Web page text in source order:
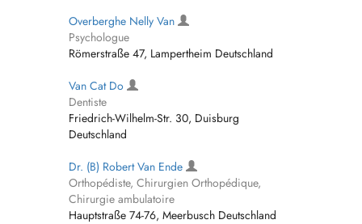
Overberghe Nelly Van
Psychologue
Römerstraße 47, Lampertheim Deutschland
Van Cat Do
Dentiste
Friedrich-Wilhelm-Str. 30, Duisburg
Deutschland
Dr. (B) Robert Van Ende
Orthopédiste, Chirurgien Orthopédique,
Chirurgie ambulatoire
Hauptstraße 74-76, Meerbusch Deutschland